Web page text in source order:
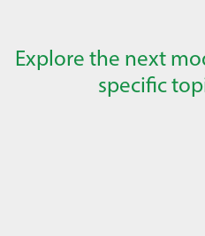
Explore the next
specific